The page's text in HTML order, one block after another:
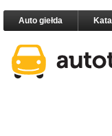
Auto giełda